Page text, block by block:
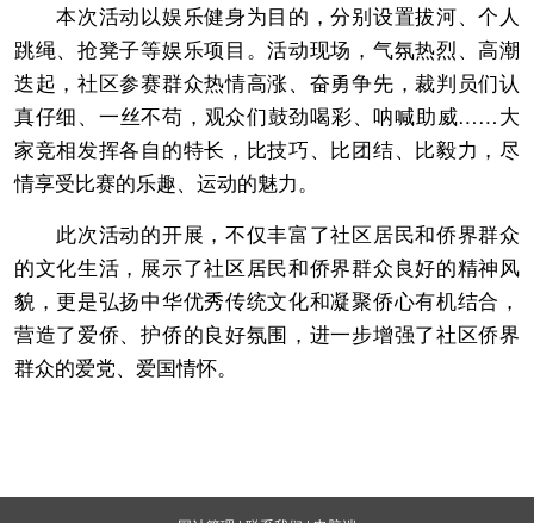
本次活动以娱乐健身为目的，分别设置拔河、个人
跳绳、抢凳子等娱乐项目。活动现场，气氛热烈、高潮
迭起，社区参赛群众热情高涨、奋勇争先，裁判员们认
真仔细、一丝不苟，观众们鼓劲喝彩、呐喊助威……大
家竞相发挥各自的特长，比技巧、比团结、比毅力，尽
情享受比赛的乐趣、运动的魅力。
此次活动的开展，不仅丰富了社区居民和侨界群众
的文化生活，展示了社区居民和侨界群众良好的精神风
貌，更是弘扬中华优秀传统文化和凝聚侨心有机结合，
营造了爱侨、护侨的良好氛围，进一步增强了社区侨界
群众的爱党、爱国情怀。